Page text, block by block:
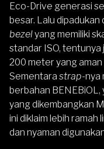
Eco-Drive generasi
besar. Lalu dipadukan
bezelyang memiliki
standar ISO, tentunya
200 meter yang
Sementara strap-nya
berbahan
yang dikembangkan
ini diklaim lebih
dan nyaman